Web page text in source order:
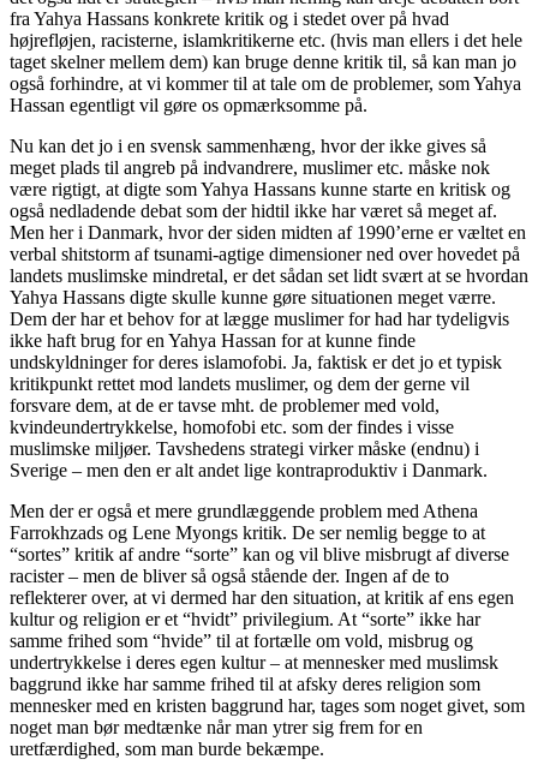
fra Yahya Hassans konkrete kritik og i stedet over på hvad
højrefløjen, racisterne, islamkritikerne etc. (hvis man ellers i det hele
taget skelner mellem dem) kan bruge denne kritik til, så kan man jo
også forhindre, at vi kommer til at tale om de problemer, som Yahya
Hassan egentligt vil gøre os opmærksomme på.
Nu kan det jo i en svensk sammenhæng, hvor der ikke gives så
meget plads til angreb på indvandrere, muslimer etc. måske nok
være rigtigt, at digte som Yahya Hassans kunne starte en kritisk og
også nedladende debat som der hidtil ikke har været så meget af.
Men her i Danmark, hvor der siden midten af 1990’erne er væltet en
verbal shitstorm af tsunami-agtige dimensioner ned over hovedet på
landets muslimske mindretal, er det sådan set lidt svært at se hvordan
Yahya Hassans digte skulle kunne gøre situationen meget værre.
Dem der har et behov for at lægge muslimer for had har tydeligvis
ikke haft brug for en Yahya Hassan for at kunne finde
undskyldninger for deres islamofobi. Ja, faktisk er det jo et typisk
kritikpunkt rettet mod landets muslimer, og dem der gerne vil
forsvare dem, at de er tavse mht. de problemer med vold,
kvindeundertrykkelse, homofobi etc. som der findes i visse
muslimske miljøer. Tavshedens strategi virker måske (endnu) i
Sverige – men den er alt andet lige kontraproduktiv i Danmark.
Men der er også et mere grundlæggende problem med Athena
Farrokhzads og Lene Myongs kritik. De ser nemlig begge to at
“sortes” kritik af andre “sorte” kan og vil blive misbrugt af diverse
racister – men de bliver så også stående der. Ingen af de to
reflekterer over, at vi dermed har den situation, at kritik af ens egen
kultur og religion er et “hvidt” privilegium. At “sorte” ikke har
samme frihed som “hvide” til at fortælle om vold, misbrug og
undertrykkelse i deres egen kultur – at mennesker med muslimsk
baggrund ikke har samme frihed til at afsky deres religion som
mennesker med en kristen baggrund har, tages som noget givet, som
noget man bør medtænke når man ytrer sig frem for en
uretfærdighed, som man burde bekæmpe.